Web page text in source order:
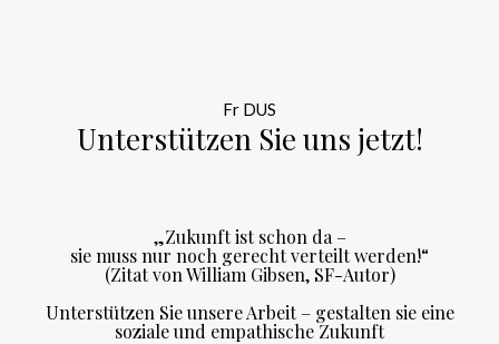
Fr DUS
Unterstützen Sie uns jetzt!
„Zukunft ist schon da –
sie muss nur noch gerecht verteilt werden!“
(Zitat von William Gibsen, SF-Autor)
Unterstützen Sie unsere Arbeit – gestalten sie eine
soziale und empathische Zukunft